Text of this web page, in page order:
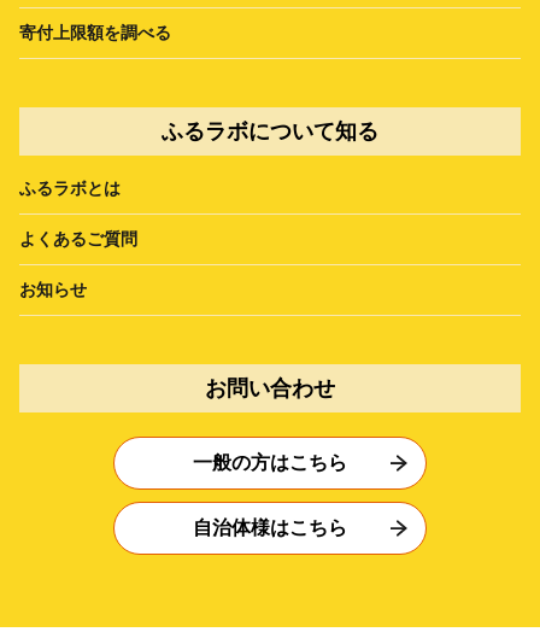
寄付上限額を調べる
ふるラボについて知る
ふるラボとは
よくあるご質問
お知らせ
お問い合わせ
一般の方はこちら
自治体様はこちら